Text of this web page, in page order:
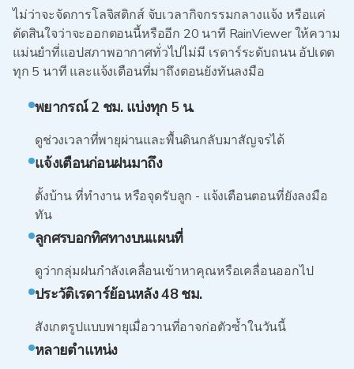
ไม่ว่าจะจัดการโลจิสติกส์ จับเวลากิจกรรมกลางแจ้ง หรือแค่
ตัดสินใจว่าจะออกตอนนี้หรืออีก 20 นาที RainViewer ให้ความ
แม่นยำที่แอปสภาพอากาศทั่วไปไม่มี เรดาร์ระดับถนน อัปเดต
ทุก 5 นาที และแจ้งเตือนที่มาถึงตอนยังทันลงมือ
พยากรณ์ 2 ชม. แบ่งทุก 5 น.
ดูช่วงเวลาที่พายุผ่านและพื้นดินกลับมาสัญจรได้
แจ้งเตือนก่อนฝนมาถึง
ตั้งบ้าน ที่ทำงาน หรือจุดรับลูก - แจ้งเตือนตอนที่ยังลงมือ
ทัน
ลูกศรบอกทิศทางบนแผนที่
ดูว่ากลุ่มฝนกำลังเคลื่อนเข้าหาคุณหรือเคลื่อนออกไป
ประวัติเรดาร์ย้อนหลัง 48 ชม.
สังเกตรูปแบบพายุเมื่อวานที่อาจก่อตัวซ้ำในวันนี้
หลายตำแหน่ง